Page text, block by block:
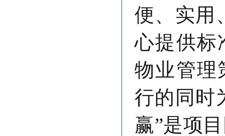
便、实用
心提供标
物业管理
行的同时
赢”是项